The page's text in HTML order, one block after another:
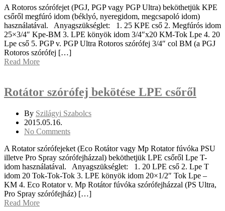
A Rotoros szórófejet (PGJ, PGP vagy PGP Ultra) beköthetjük KPE
csőről megfúró idom (béklyó, nyeregidom, megcsapoló idom)
használatával. Anyagszükséglet: 1. 25 KPE cső 2. Megfúrós idom
25×3/4″ Kpe-BM 3. LPE könyök idom 3/4″x20 KM-Tok Lpe 4. 20
Lpe cső 5. PGP v. PGP Ultra Rotoros szórófej 3/4″ col BM (a PGJ
Rotoros szórófej […]
Read More
Rotátor szórófej bekötése LPE csőről
By Szilágyi Szabolcs
2015.05.16.
No Comments
A Rotator szórófejeket (Eco Rotátor vagy Mp Rotator fúvóka PSU
illetve Pro Spray szórófejházzal) beköthetjük LPE csőről Lpe T-
idom használatával. Anyagszükséglet: 1. 20 LPE cső 2. Lpe T
idom 20 Tok-Tok-Tok 3. LPE könyök idom 20×1/2″ Tok Lpe –
KM 4. Eco Rotator v. Mp Rotátor fúvóka szórófejházzal (PS Ultra,
Pro Spray szórófejház) […]
Read More